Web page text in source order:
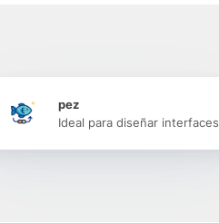
pez
Ideal para diseñar interfaces